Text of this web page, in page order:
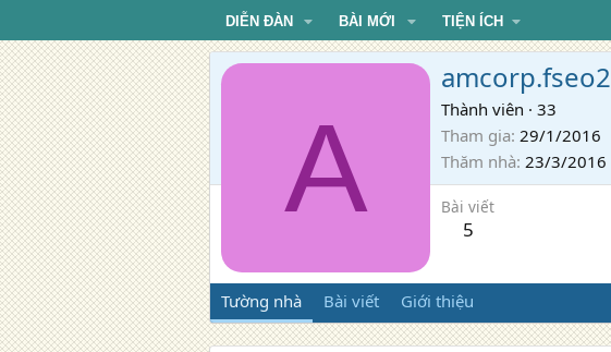
DIỄN ĐÀN BÀI MỚI TIỆN ÍCH
A
amcorp.fseo2
Thành viên · 33
Tham gia 29/1/2016
Thăm nhà 23/3/2016
Bài viết
5
Tường nhà Bài viết Giới thiệu